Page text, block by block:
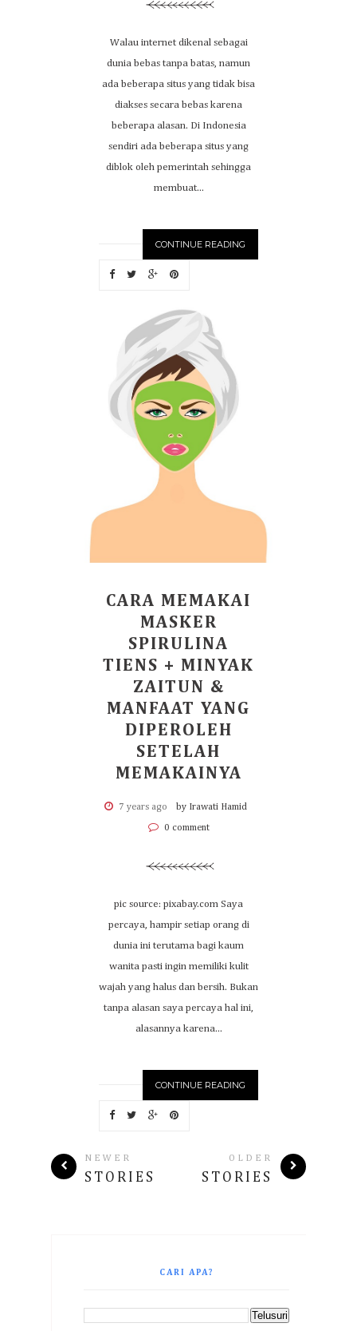
Walau internet dikenal sebagai
dunia bebas tanpa batas, namun
ada beberapa situs yang tidak bisa
diakses secara bebas karena
beberapa alasan. Di Indonesia
sendiri ada beberapa situs yang
diblok oleh pemerintah sehingga
membuat...
CONTINUE READING
CARA MEMAKAI
MASKER
SPIRULINA
TIENS + MINYAK
ZAITUN &
MANFAAT YANG
DIPEROLEH
SETELAH
MEMAKAINYA
7 years ago by Irawati Hamid
0 comment
pic source: pixabay.com Saya
percaya, hampir setiap orang di
dunia ini terutama bagi kaum
wanita pasti ingin memiliki kulit
wajah yang halus dan bersih. Bukan
tanpa alasan saya percaya hal ini,
alasannya karena...
CONTINUE READING
NEWER
STORIES
OLDER
STORIES
CARI APA?